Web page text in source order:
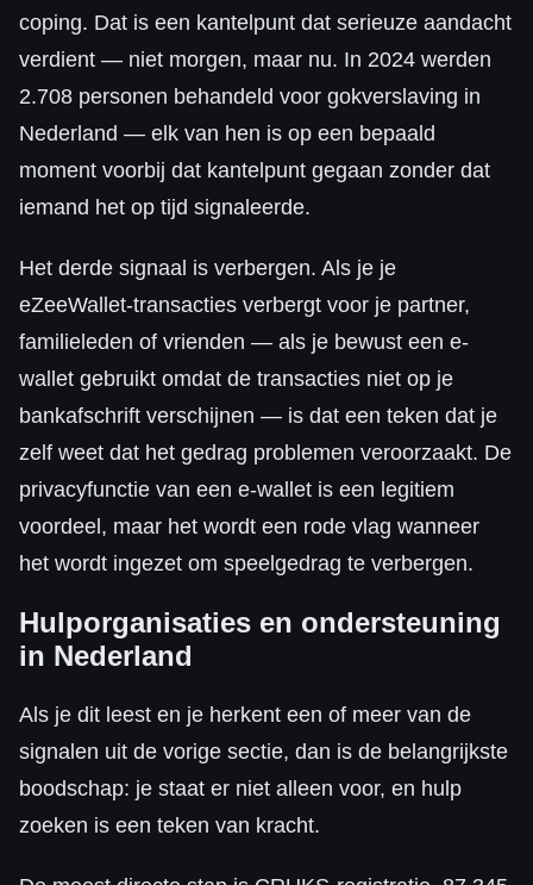
coping. Dat is een kantelpunt dat serieuze aandacht
verdient — niet morgen, maar nu. In 2024 werden
2.708 personen behandeld voor gokverslaving in
Nederland — elk van hen is op een bepaald
moment voorbij dat kantelpunt gegaan zonder dat
iemand het op tijd signaleerde.
Het derde signaal is verbergen. Als je je
eZeeWallet-transacties verbergt voor je partner,
familieleden of vrienden — als je bewust een e-
wallet gebruikt omdat de transacties niet op je
bankafschrift verschijnen — is dat een teken dat je
zelf weet dat het gedrag problemen veroorzaakt. De
privacyfunctie van een e-wallet is een legitiem
voordeel, maar het wordt een rode vlag wanneer
het wordt ingezet om speelgedrag te verbergen.
Hulporganisaties en ondersteuning
in Nederland
Als je dit leest en je herkent een of meer van de
signalen uit de vorige sectie, dan is de belangrijkste
boodschap: je staat er niet alleen voor, en hulp
zoeken is een teken van kracht.